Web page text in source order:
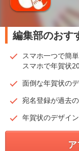
編集部のおす
スマホ一つで簡
スマホで年賀状
面倒な年賀状の
宛名登録が過去
年賀状のデザイ